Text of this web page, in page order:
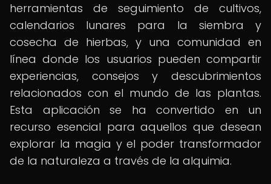
herramientas de seguimiento de cultivos,
calendarios lunares para la siembra y
cosecha de hierbas, y una comunidad en
línea donde los usuarios pueden compartir
experiencias, consejos y descubrimientos
relacionados con el mundo de las plantas.
Esta aplicación se ha convertido en un
recurso esencial para aquellos que desean
explorar la magia y el poder transformador
de la naturaleza a través de la alquimia.